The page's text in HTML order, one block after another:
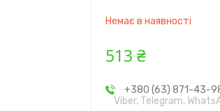
Немає в наявності
513 ₴
+380 (63) 871-43-
Viber, Telegram,